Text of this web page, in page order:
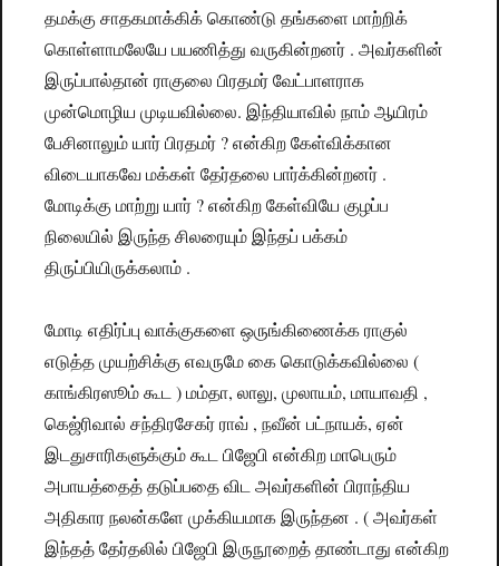
தமக்கு சாதகமாக்கிக் கொண்டு தங்களை மாற்றிக்
கொள்ளாமலேயே பயணித்து வருகின்றனர் . அவர்களின்
இருப்பால்தான் ராகுலை பிரதமர் வேட்பாளராக
முன்மொழிய முடியவில்லை. இந்தியாவில் நாம் ஆயிரம்
பேசினாலும் யார் பிரதமர் ? என்கிற கேள்விக்கான
விடையாகவே மக்கள் தேர்தலை பார்க்கின்றனர் .
மோடிக்கு மாற்று யார் ? என்கிற கேள்வியே குழப்ப
நிலையில் இருந்த சிலரையும் இந்தப் பக்கம்
திருப்பியிருக்கலாம் .
மோடி எதிர்ப்பு வாக்குகளை ஒருங்கிணைக்க ராகுல்
எடுத்த முயற்சிக்கு எவருமே கை கொடுக்கவில்லை (
காங்கிரஸூம் கூட ) மம்தா, லாலு, முலாயம், மாயாவதி ,
கெஜ்ரிவால் சந்திரசேகர் ராவ் , நவீன் பட்நாயக், ஏன்
இடதுசாரிகளுக்கும் கூட பிஜேபி என்கிற மாபெரும்
அபாயத்தைத் தடுப்பதை விட அவர்களின் பிராந்திய
அதிகார நலன்களே முக்கியமாக இருந்தன . ( அவர்கள்
இந்தத் தேர்தலில் பிஜேபி இருநூறைத் தாண்டாது என்கிற